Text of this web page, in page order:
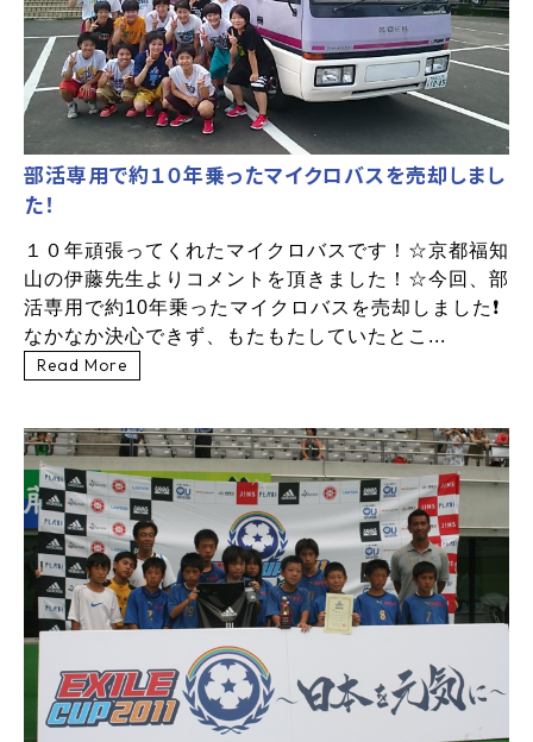
部活専用で約１０年乗ったマイクロバスを売却しまし
た！
１０年頑張ってくれたマイクロバスです！☆京都福知
山の伊藤先生よりコメントを頂きました！☆今回、部
活専用で約10年乗ったマイクロバスを売却しました❗
なかなか決心できず、もたもたしていたとこ...
Read More